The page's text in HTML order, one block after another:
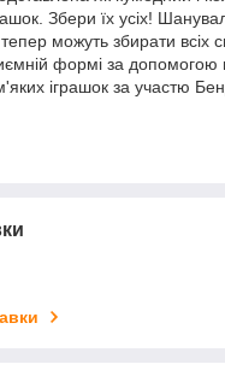
Збери їх усіх!
можуть збирати всіх
формі за допомогою
іграшок за участю